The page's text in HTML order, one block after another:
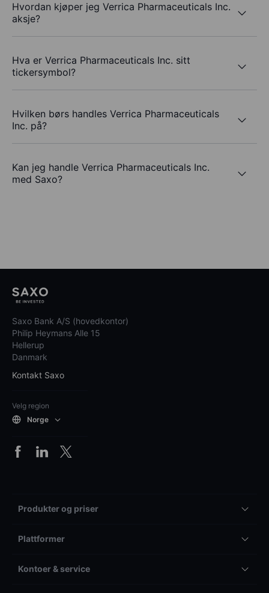
Hvordan kjøper jeg Verrica Pharmaceuticals Inc.
aksje?
Hva er Verrica Pharmaceuticals Inc. sitt
tickersymbol?
Hvilken børs handles Verrica Pharmaceuticals
Inc. på?
Kan jeg handle Verrica Pharmaceuticals Inc.
med Saxo?
Saxo Bank A/S (hovedkontor)
Philip Heymans Alle 15
Hellerup
Danmark
Kontakt Saxo
Velg region
Norge
Produkter og priser
Plattformer
Kontoer & service